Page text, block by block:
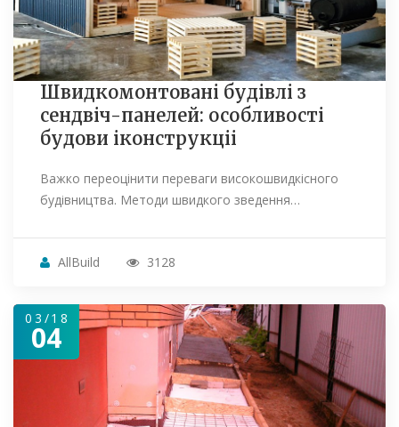
Швидкомонтовані будівлі з
сендвіч-панелей: особливості
будови іконструкціі
Важко переоцінити переваги високошвидкісного
будівництва. Методи швидкого зведення…
AllBuild 3128
03/18
04